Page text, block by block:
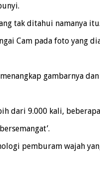
tak ditahui namanya
Cam pada foto yang
gambarnya
dari 9.000 kali,
pemburam wajah